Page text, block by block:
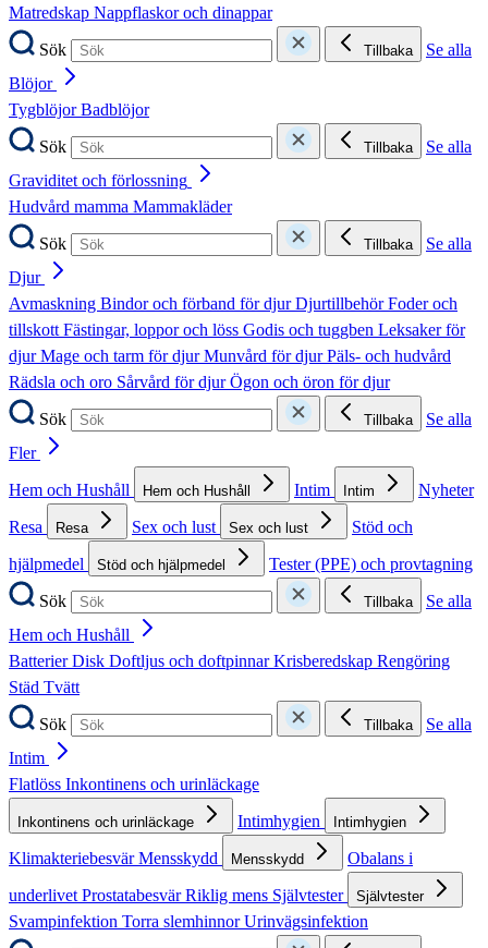
Matredskap Nappflaskor och dinappar
Sök
Tillbaka
Se alla
Blöjor
TygblöjorBadblöjor
Sök
Tillbaka
Se alla
Graviditet och förlossning
Hudvård mamma Mammakläder
Sök
Tillbaka
Se alla
Djur
Avmaskning Bindor och förband för djurDjurtillbehörFoder och
tillskottFästingar, loppor och löss Godis och tuggben Leksaker för
djurMage och tarm för djurMunvård för djurPäls- och hudvård
Rädsla och oro Sårvård för djurÖgon och öron för djur
Sök
Tillbaka
Se alla
Fler
Hem och Hushåll
Hem och Hushåll Intim Intim
Nyheter
Resa
Resa Sex och lust Sex och lust
Stöd och
hjälpmedel
Stöd och hjälpmedel
Tester (PPE) och provtagning
Sök
Tillbaka
Se alla
Hem och Hushåll
BatterierDisk Doftljus och doftpinnarKrisberedskap Rengöring
Städ Tvätt
Sök
Tillbaka
Se alla
Intim
Flatlöss Inkontinens och urinläckage
Inkontinens och urinläckage Intimhygien Intimhygien
KlimakteriebesvärMensskydd Mensskydd
Obalans i
underlivetProstatabesvärRiklig mens Självtester Självtester
Svampinfektion Torra slemhinnorUrinvägsinfektion